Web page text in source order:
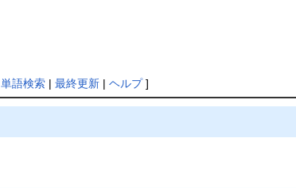
単語検索| 最終更新| ヘルプ]